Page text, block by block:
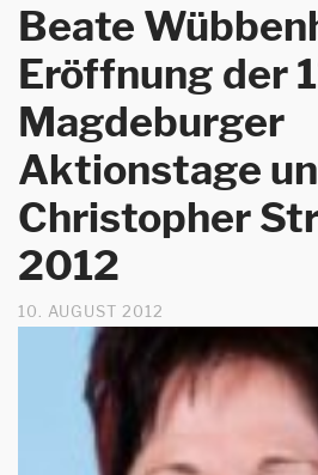
Beate
Eröffnung der
Magdeburger
Aktionstage
Christopher
2012
10. AUGUST 2012